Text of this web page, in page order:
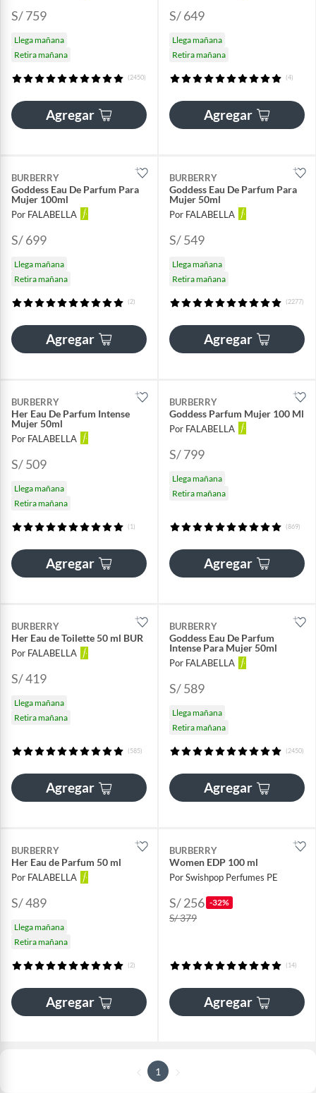
S/ 759
Llega mañana
Retira mañana
(2450)
Agregar
S/ 649
Llega mañana
Retira mañana
(4)
Agregar
BURBERRY
Goddess Eau De Parfum Para
Mujer 100ml
Por FALABELLA
S/ 699
Llega mañana
Retira mañana
(2)
Agregar
BURBERRY
Goddess Eau De Parfum Para
Mujer 50ml
Por FALABELLA
S/ 549
Llega mañana
Retira mañana
(2277)
Agregar
BURBERRY
Her Eau De Parfum Intense
Mujer 50ml
Por FALABELLA
S/ 509
Llega mañana
Retira mañana
(1)
Agregar
BURBERRY
Goddess Parfum Mujer 100 Ml
Por FALABELLA
S/ 799
Llega mañana
Retira mañana
(869)
Agregar
BURBERRY
Her Eau de Toilette 50 ml BUR
Por FALABELLA
S/ 419
Llega mañana
Retira mañana
(585)
Agregar
BURBERRY
Goddess Eau De Parfum
Intense Para Mujer 50ml
Por FALABELLA
S/ 589
Llega mañana
Retira mañana
(2450)
Agregar
BURBERRY
Her Eau de Parfum 50 ml
Por FALABELLA
S/ 489
Llega mañana
Retira mañana
(2)
Agregar
BURBERRY
Women EDP 100 ml
Por Swishpop Perfumes PE
S/ 256 -32%
S/ 379
(14)
Agregar
1